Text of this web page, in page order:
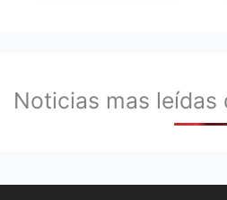
Noticias mas leídas